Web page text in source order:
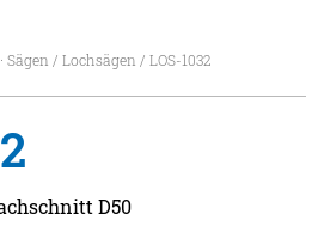
Sägen / Lochsägen / LOS-1032
D50